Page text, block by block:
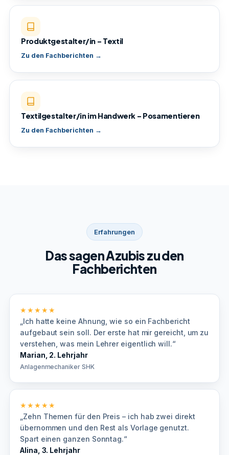
Produktgestalter/in – Textil
Zu den Fachberichten →
Textilgestalter/in im Handwerk – Posamentieren
Zu den Fachberichten →
Erfahrungen
Das sagen Azubis zu den
Fachberichten
★★★★★
„Ich hatte keine Ahnung, wie so ein Fachbericht
aufgebaut sein soll. Der erste hat mir gereicht, um zu
verstehen, was mein Lehrer eigentlich will.“
Marian, 2. Lehrjahr
Anlagenmechaniker SHK
★★★★★
„Zehn Themen für den Preis – ich hab zwei direkt
übernommen und den Rest als Vorlage genutzt.
Spart einen ganzen Sonntag.“
Alina, 3. Lehrjahr